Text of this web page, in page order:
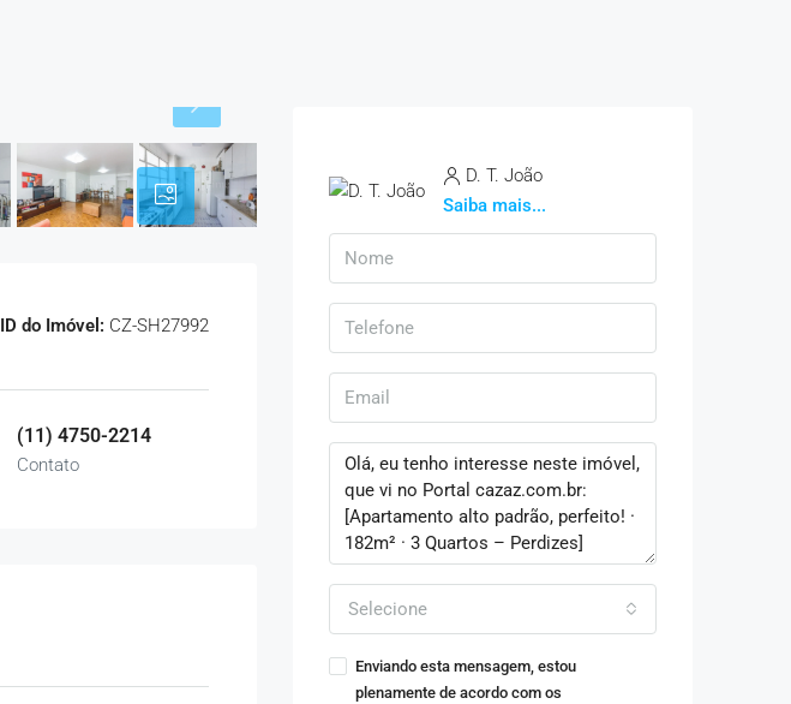
ID do Imóvel: CZ-SH27992
(11) 4750-2214
Contato
D. T. João
Saiba mais...
Selecione
Enviando esta mensagem, estou
plenamente de acordo com os